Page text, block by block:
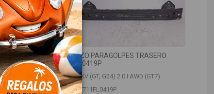
REFUERZO PARAGOLPES TRASERO
57711FL0419P
SUBARU XV (GT, G24) 2.0 I AWD (GT7)
OEM:57711FL0419P